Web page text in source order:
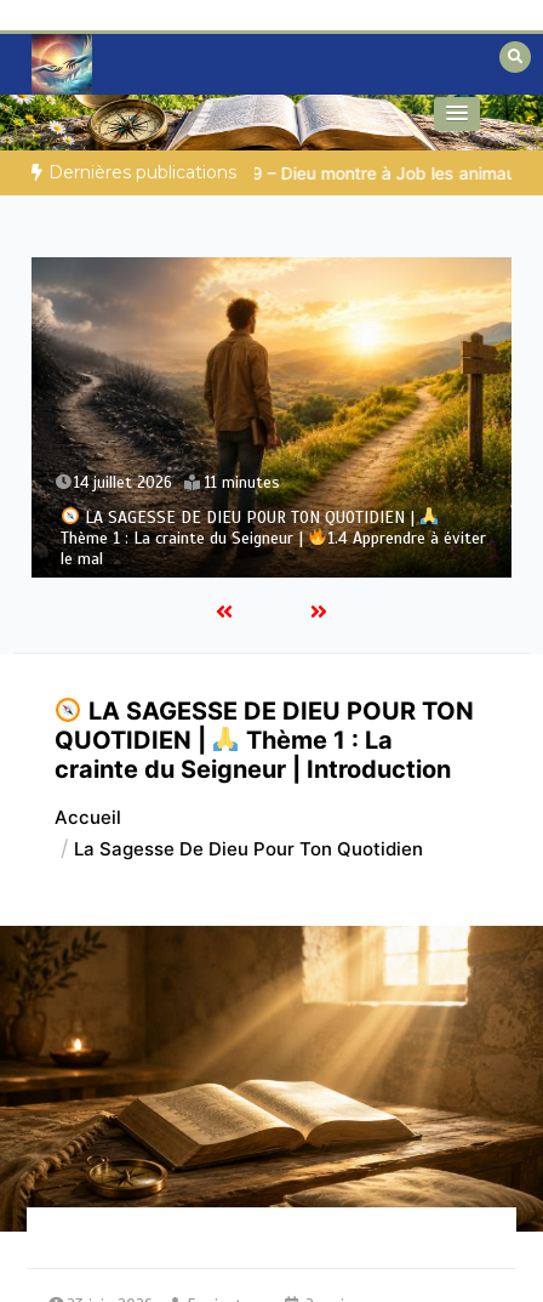
contenu
Secrets de la Bible
Des éclairages bibliques pour ceux qui
cherchent un chemin
Dernières publications
SAGESSE DE DIEU POUR TON QUOTIDIEN | Thème 1 : La
7 juillet 2026 11 minutes
LA SAGESSE DE DIEU POUR TON QUOTIDIEN |
Thème 1 : La crainte du Seigneur |
1.3 Quand Dieu est à
la première place
LA SAGESSE DE DIEU POUR TON
QUOTIDIEN |
Thème 1 : La
crainte du Seigneur | Introduction
Accueil
La Sagesse De Dieu Pour Ton Quotidien